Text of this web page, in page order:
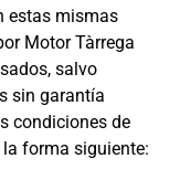
estas mismas
Motor Tàrrega
salvo
sin garantía
condiciones de
forma siguiente: